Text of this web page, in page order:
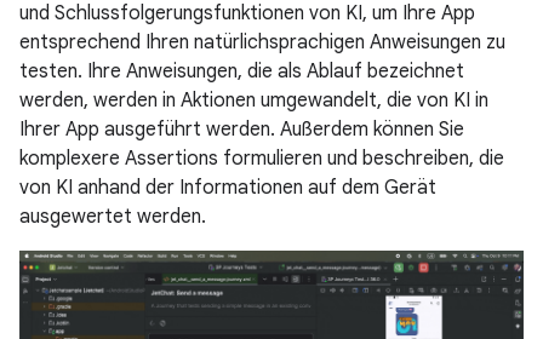
und Schlussfolgerungsfunktionen von KI, um Ihre App
entsprechend Ihren natürlichsprachigen Anweisungen zu
testen. Ihre Anweisungen, die als Ablauf bezeichnet
werden, werden in Aktionen umgewandelt, die von KI in
Ihrer App ausgeführt werden. Außerdem können Sie
komplexere Assertions formulieren und beschreiben, die
von KI anhand der Informationen auf dem Gerät
ausgewertet werden.